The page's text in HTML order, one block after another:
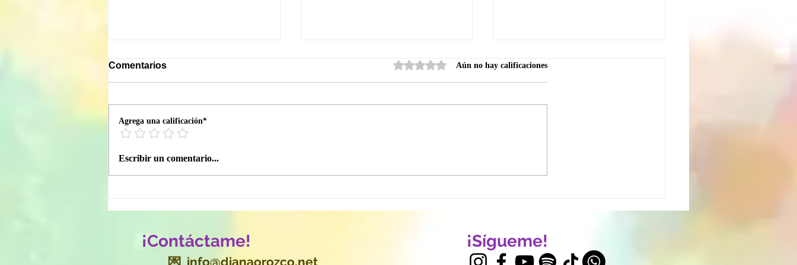
Acción de Gracias Sagrada:
Comentarios Obtuvo 0 de 5 estrellas.Aún no hay calificaciones
Agrega una calificación*
Escribir un comentario...
¡Contáctame!
💌 info@dianaorozco.net
¡Sígueme!